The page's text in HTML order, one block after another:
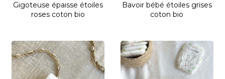
Gigoteuse épaisse étoiles
roses coton bio
Bavoir bébé étoiles grises
coton bio